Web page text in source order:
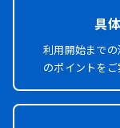
具
利用開始まで
のポイントをご